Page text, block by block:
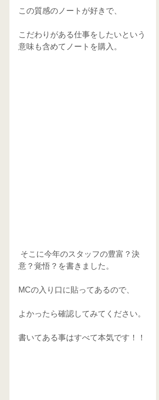
この質感のノートが好きで、
こだわりがある仕事をしたいという
意味も含めてノートを購入。
意？覚悟？を書きました。
MCの入り口に貼ってあるので、
よかったら確認してみてください。
書いてある事はすべて本気です！！